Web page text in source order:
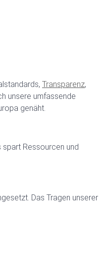
Transparenz,
unsere umfassende
genäht.
Ressourcen und
Das Tragen unserer